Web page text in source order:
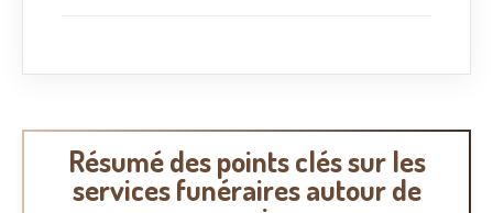
Résumé des points clés sur les
services funéraires autour de